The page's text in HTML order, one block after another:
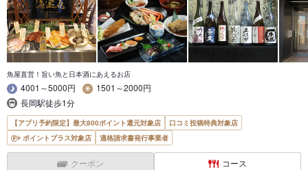
魚屋直営！旨い魚と日本酒にあえるお店
4001～5000円
1501～2000円
長岡駅徒歩1分
【アプリ予約限定】最大800ポイント還元対象店
口コミ投稿特典対象店
ポイントプラス対象店
適格請求書発行事業者
クーポン コース